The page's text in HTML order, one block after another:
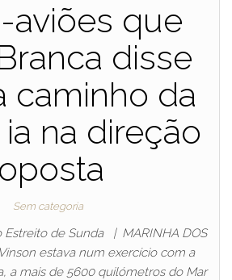
aviões que
disse
caminho da
na direção
oposta
Sem categoria
Estreito de Sunda | MARINHA DOS
estava num exercício com a
a mais de 5600 quilómetros do Mar